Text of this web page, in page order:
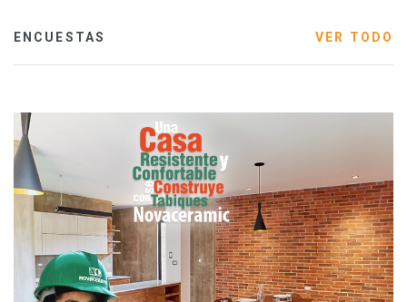
ENCUESTAS VER TODO